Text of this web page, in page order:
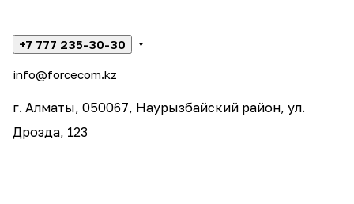
+7 777 235-30-30
info@forcecom.kz
г. Алматы, 050067, Наурызбайский район, ул.
Дрозда, 123